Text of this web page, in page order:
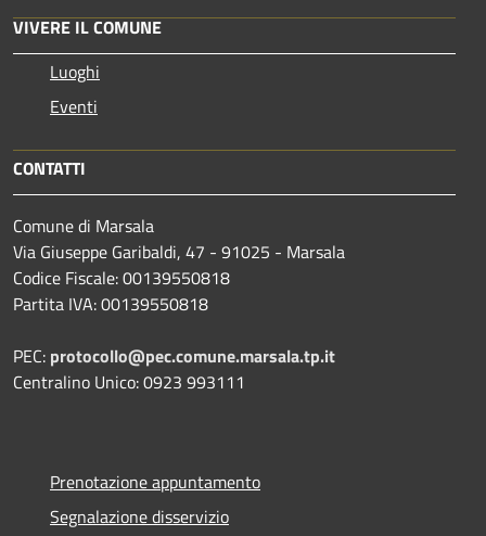
VIVERE IL COMUNE
Luoghi
Eventi
CONTATTI
Comune di Marsala
Via Giuseppe Garibaldi, 47 - 91025 - Marsala
Codice Fiscale: 00139550818
Partita IVA: 00139550818
PEC: protocollo@pec.comune.marsala.tp.it
Centralino Unico: 0923 993111
Prenotazione appuntamento
Segnalazione disservizio